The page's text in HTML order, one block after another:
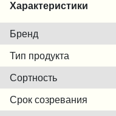
Характеристики
Бренд
Тип продукта
Сортность
Срок созревания